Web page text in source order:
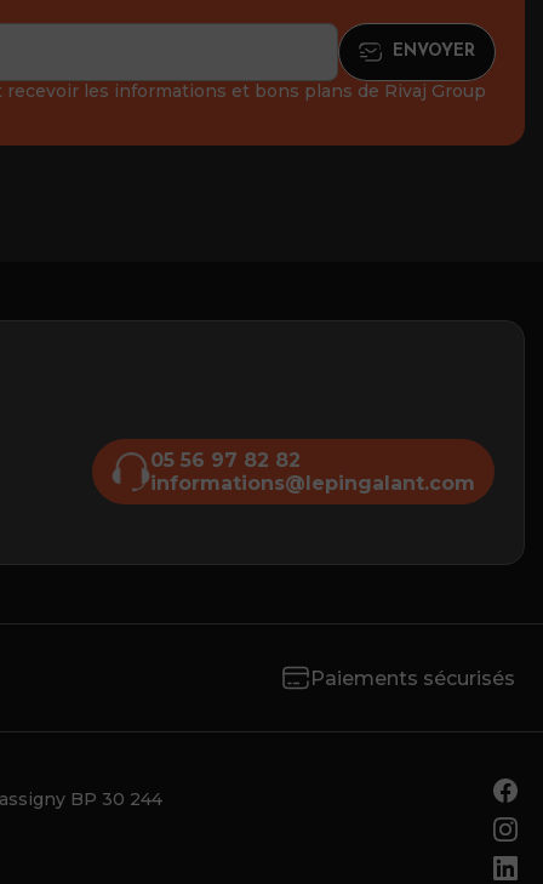
les informations et bons plans de Rivaj Group
05 56 97 82 82
informations@lepingalant.com
Paiements sécurisés
BP 30 244